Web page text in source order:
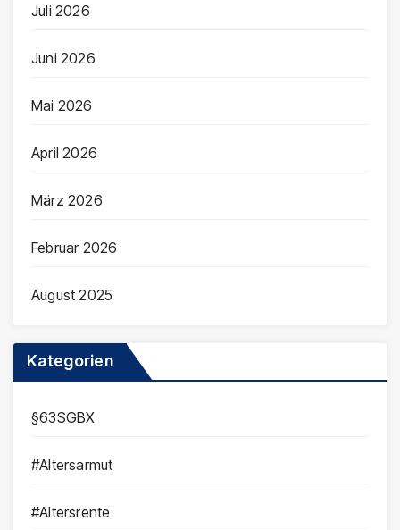
Juli 2026
Juni 2026
Mai 2026
April 2026
März 2026
Februar 2026
August 2025
Kategorien
§63SGBX
#Altersarmut
#Altersrente